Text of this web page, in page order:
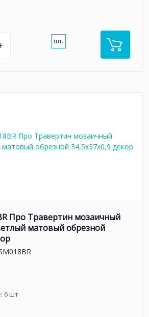
шт.
Про Травертин мозаичный
матовый обрезной
6шт